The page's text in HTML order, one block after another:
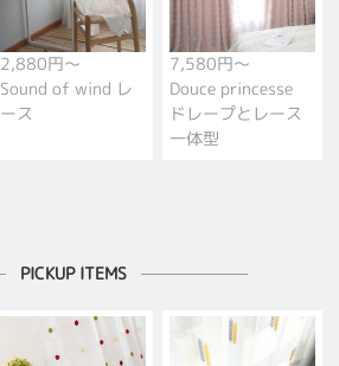
2,880円～
Sound of wind レ
ース
7,580円～
Douce princesse
ドレープとレース
一体型
PICKUP ITEMS